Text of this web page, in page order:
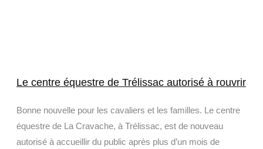
Le centre équestre de Trélissac autorisé à rouvrir
Bonne nouvelle pour les cavaliers et les familles. Le centre
équestre de La Cravache, à Trélissac, est de nouveau
autorisé à accueillir du public après plus d’un mois de